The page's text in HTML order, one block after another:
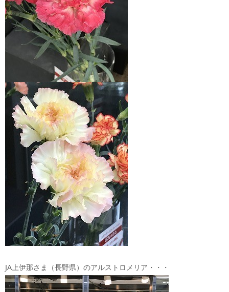
JA上伊那さま（長野県）のアルストロメリア・・・